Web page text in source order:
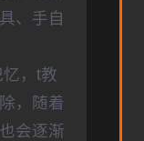
、手自
，t教
，随着
会逐渐